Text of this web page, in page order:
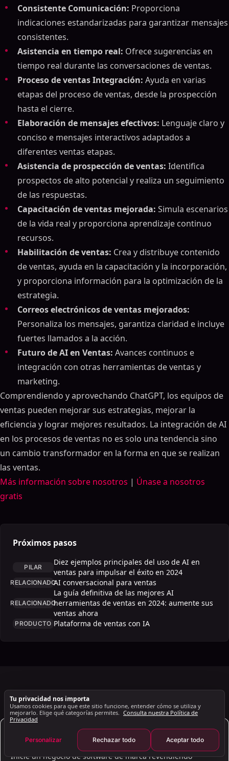
Tabla de contenidos
ON THIS PAGE
La guía definitiva para usar ChatGPT para ventas:
impulse su juego de ventas con indicaciones
rendimiento de ventas?
¿Cuáles son los beneficios de usar ChatGPT en
ventas?
¿Cómo funciona ChatGPT en el proceso de ventas?
¿Cómo crear mensajes de ChatGPT efectivos para
¿Cuáles son las mejores indicaciones de ChatGPT
¿Qué papel desempeña ChatGPT en la habilitación de
ventas?
¿Cómo utilizar ChatGPT para mejorar los correos
electrónicos de ventas?
¿Cuál es el futuro de ChatGPT en ¿Ventas?
Resumen
Consistente Comunicación: Proporciona
indicaciones estandarizadas para garantizar mensajes
consistentes.
Asistencia en tiempo real: Ofrece sugerencias en
tiempo real durante las conversaciones de ventas.
Proceso de ventas Integración: Ayuda en varias
etapas del proceso de ventas, desde la prospección
hasta el cierre.
Elaboración de mensajes efectivos: Lenguaje claro y
conciso e mensajes interactivos adaptados a
diferentes ventas etapas.
Asistencia de prospección de ventas: Identifica
prospectos de alto potencial y realiza un seguimiento
de las respuestas.
Capacitación de ventas mejorada: Simula escenarios
de la vida real y proporciona aprendizaje continuo
recursos.
Habilitación de ventas: Crea y distribuye contenido
de ventas, ayuda en la capacitación y la incorporación,
y proporciona información para la optimización de la
estrategia.
Correos electrónicos de ventas mejorados:
Personaliza los mensajes, garantiza claridad e incluye
fuertes llamados a la acción.
Futuro de AI en Ventas: Avances continuos e
integración con otras herramientas de ventas y
marketing.
Comprendiendo y aprovechando ChatGPT, los equipos de
ventas pueden mejorar sus estrategias, mejorar la
eficiencia y lograr mejores resultados. La integración de AI
en los procesos de ventas no es solo una tendencia sino
un cambio transformador en la forma en que se realizan
las ventas.
Más información sobre nosotros | Únase a nosotros
gratis
Próximos pasos
PILAR
Diez ejemplos principales del uso de AI en
ventas para impulsar el éxito en 2024
RELACIONADOAI conversacional para ventas
RELACIONADO
La guía definitiva de las mejores AI
herramientas de ventas en 2024: aumente sus
ventas ahora
PRODUCTO Plataforma de ventas con IA
ARTÍCULOS RELACIONADOS
Sigue leyendo
Inicie su empresa de tecnología hoy como
revendedor de aplicaciones de marca blanca
Inicie un negocio de software de marca revendiendo
Tu privacidad nos importa
Usamos cookies para que este sitio funcione, entender cómo se utiliza y
mejorarlo. Elige qué categorías permites. Consulta nuestra Política de
Privacidad
Personalizar Rechazar todo Aceptar todo